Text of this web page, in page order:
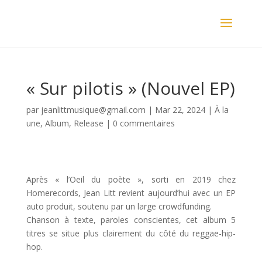
« Sur pilotis » (Nouvel EP)
par jeanlittmusique@gmail.com | Mar 22, 2024| À la
une, Album, Release | 0 commentaires
Après « l’Oeil du poète », sorti en 2019 chez
Homerecords, Jean Litt revient aujourd’hui avec un EP
auto produit, soutenu par un large crowdfunding.
Chanson à texte, paroles conscientes, cet album 5
titres se situe plus clairement du côté du reggae-hip-
hop.